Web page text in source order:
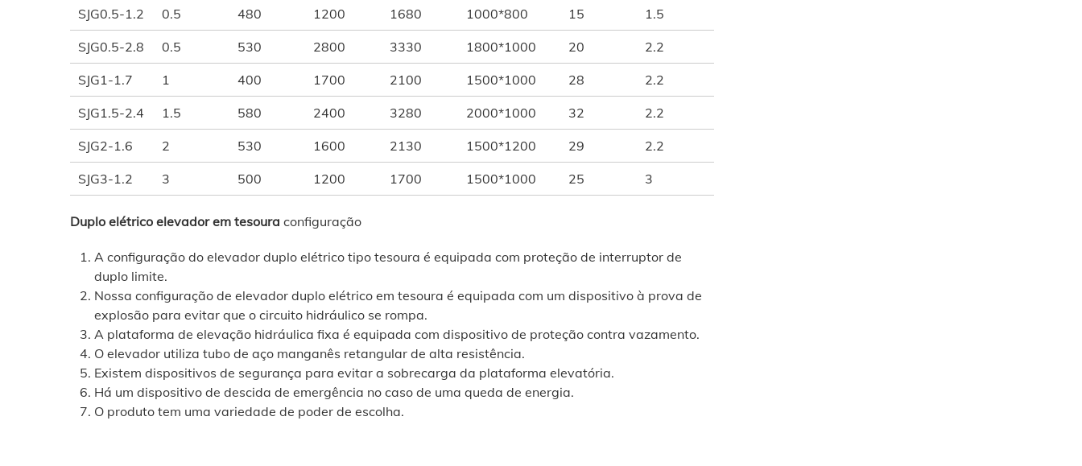
SJG0.5-1.2 0.5 480 1200 1680 1000*800 15 1.5
SJG0.5-2.8 0.5 530 2800 3330 1800*1000 20 2.2
SJG1-1.7 1 400 1700 2100 1500*1000 28 2.2
SJG1.5-2.4 1.5 580 2400 3280 2000*1000 32 2.2
SJG2-1.6 2 530 1600 2130 1500*1200 29 2.2
SJG3-1.2 3 500 1200 1700 1500*1000 25 3
Duplo elétrico elevador em tesoura configuração
A configuração do elevador duplo elétrico tipo tesoura é equipada com proteção de interruptor de
duplo limite.
Nossa configuração de elevador duplo elétrico em tesoura é equipada com um dispositivo à prova de
explosão para evitar que o circuito hidráulico se rompa.
A plataforma de elevação hidráulica fixa é equipada com dispositivo de proteção contra vazamento.
O elevador utiliza tubo de aço manganês retangular de alta resistência.
Existem dispositivos de segurança para evitar a sobrecarga da plataforma elevatória.
Há um dispositivo de descida de emergência no caso de uma queda de energia.
O produto tem uma variedade de poder de escolha.